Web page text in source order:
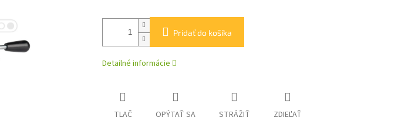
Pridať do košíka
Detailné informácie
TLAČ OPÝTAŤ SA STRÁŽIŤ ZDIEĽAŤ